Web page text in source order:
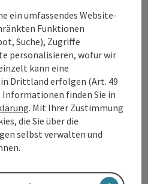
ein umfassendes Website-
Funktionen
Suche), Zugriffe
personalisieren, wofür wir
kann eine
Drittland erfolgen (Art. 49
Informationen finden Sie in
. Mit Ihrer Zustimmung
die Sie über die
selbst verwalten und